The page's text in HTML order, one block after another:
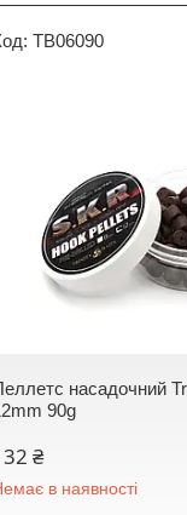
TB06090
насадочний
90g
₴
в наявності